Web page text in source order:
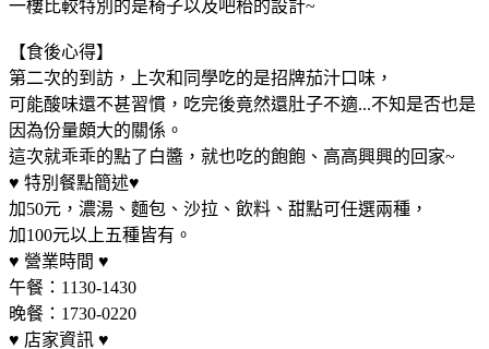
一樓比較特別的是椅子以及吧枱的設計~
【食後心得】
第二次的到訪，上次和同學吃的是招牌茄汁口味，
可能酸味還不甚習慣，吃完後竟然還肚子不適...不知是否也是
因為份量頗大的關係。
這次就乖乖的點了白醬，就也吃的飽飽、高高興興的回家~
♥ 特別餐點簡述♥
加50元，濃湯、麵包、沙拉、飲料、甜點可任選兩種，
加100元以上五種皆有。
♥ 營業時間 ♥
午餐：1130-1430
晚餐：1730-0220
♥ 店家資訊 ♥